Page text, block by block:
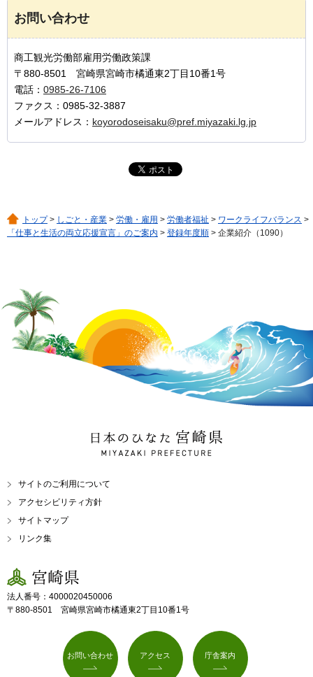
お問い合わせ
商工観光労働部雇用労働政策課
〒880-8501 宮崎県宮崎市橘通東2丁目10番1号
電話： 0985-26-7106
ファクス：0985-32-3887
メールアドレス： koyorodoseisaku@pref.miyazaki.lg.jp
トップ> しごと・産業 > 労働・雇用 > 労働者福祉 > ワークライフバランス >
「仕事と生活の両立応援宣言」のご案内 > 登録年度順 > 企業紹介（1090）
日本のひなた 宮崎県
MIYAZAKI PREFECTURE
サイトのご利用について
アクセシビリティ方針
サイトマップ
リンク集
宮崎県
法人番号：4000020450006
〒880-8501 宮崎県宮崎市橘通東2丁目10番1号
お問い合わせ アクセス 庁舎案内